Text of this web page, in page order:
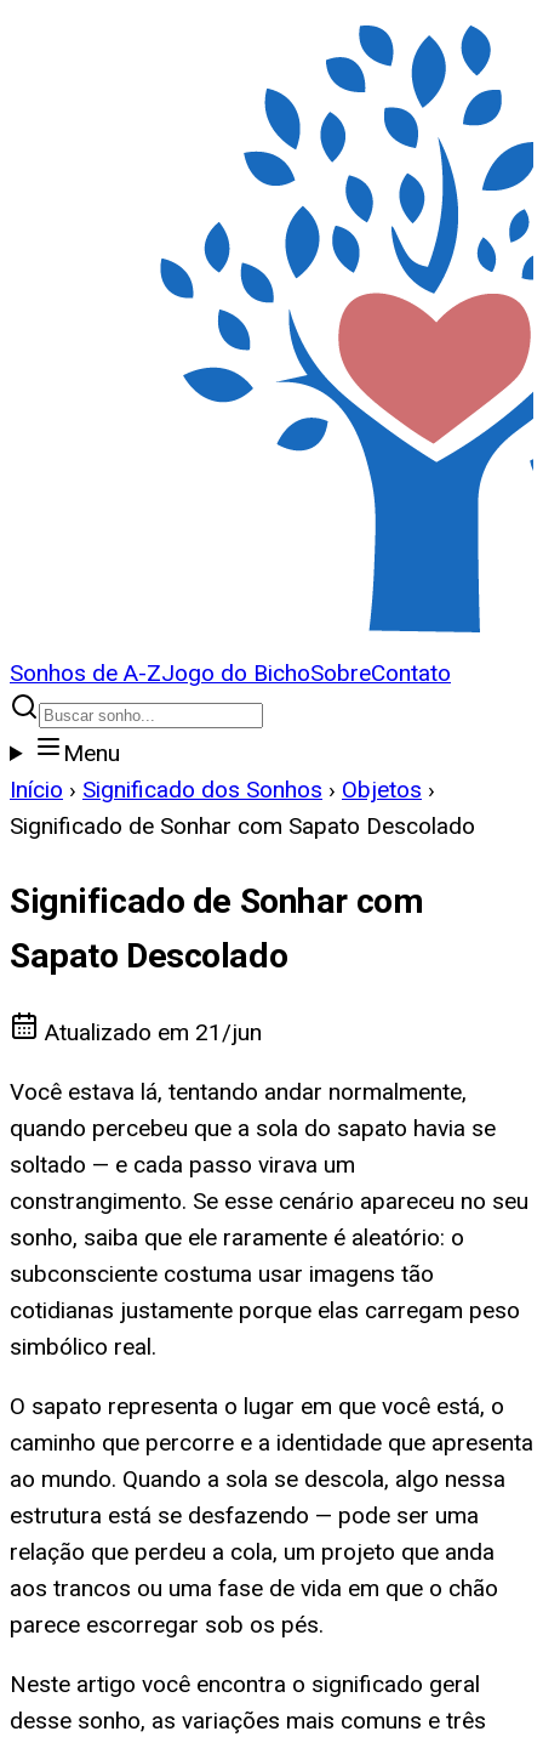
Sonhos de A-ZJogo do BichoSobreContato
Menu
Início › Significado dos Sonhos › Objetos ›
Significado de Sonhar com Sapato Descolado
Significado de Sonhar com
Sapato Descolado
Atualizado em 21/jun
Você estava lá, tentando andar normalmente,
quando percebeu que a sola do sapato havia se
soltado — e cada passo virava um
constrangimento. Se esse cenário apareceu no seu
sonho, saiba que ele raramente é aleatório: o
subconsciente costuma usar imagens tão
cotidianas justamente porque elas carregam peso
simbólico real.
O sapato representa o lugar em que você está, o
caminho que percorre e a identidade que apresenta
ao mundo. Quando a sola se descola, algo nessa
estrutura está se desfazendo — pode ser uma
relação que perdeu a cola, um projeto que anda
aos trancos ou uma fase de vida em que o chão
parece escorregar sob os pés.
Neste artigo você encontra o significado geral
desse sonho, as variações mais comuns e três